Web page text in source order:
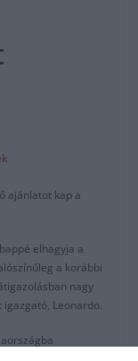
ajánlatot kap a
elhagyja a
a korábbi
nagy
Leonardo.